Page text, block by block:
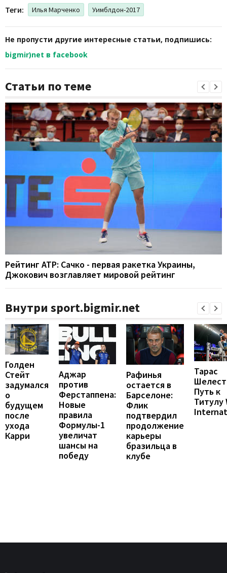
Теги: Илья Марченко Уимблдон-2017
Не пропусти другие интересные статьи, подпишись:
bigmir)net в facebook
Статьи по теме
Рейтинг ATP: Сачко - первая ракетка Украины,
Джокович возглавляет мировой рейтинг
Внутри sport.bigmir.net
Голден
Стейт
задумался
о
будущем
после
ухода
Карри
Аджар
против
Ферстаппена:
Новые
правила
Формулы-1
увеличат
шансы на
победу
Рафинья
остается в
Барселоне:
Флик
подтвердил
продолжение
карьеры
бразильца в
клубе
Тарас
Путь к
Титулу